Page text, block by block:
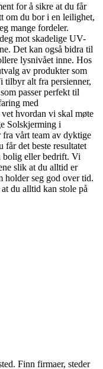
for å sikre at du får
om du bor i en leilighet,
mange fordeler.
mot skadelige UV-
Det kan også bidra til
lysnivået inne. Hos
av produkter som
tilbyr alt fra persienner,
passer perfekt til
med
hvordan vi skal møte
Solskjerming i
vårt team av dyktige
det beste resultatet
bolig eller bedrift. Vi
slik at du alltid er
holder seg god over tid.
du alltid kan stole på
Finn firmaer, steder